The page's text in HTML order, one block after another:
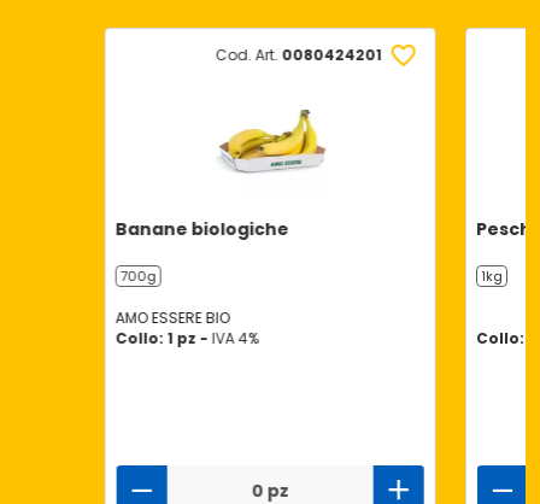
Cod. Art. 0080424201
Banane biologiche
700g
AMO ESSERE BIO
Collo: 1 pz - IVA 4%
0 pz
1kg
Collo: